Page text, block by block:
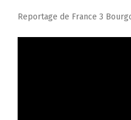
Reportage de France 3